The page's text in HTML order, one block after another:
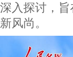
深入探讨，
新风尚。